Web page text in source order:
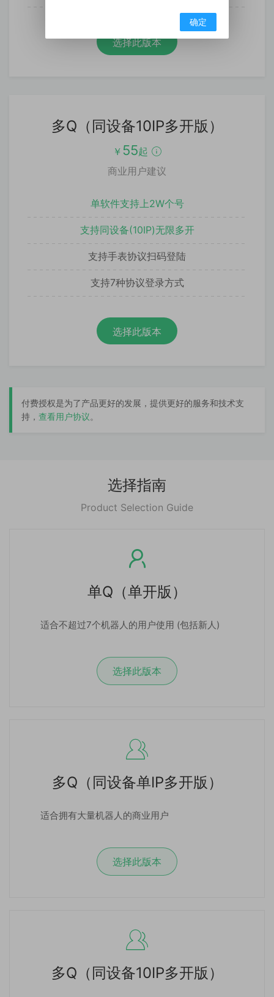
选择此版本
多Q（同设备10IP多开版）
￥ 55起
商业用户建议
单软件支持上2W个号
支持同设备(10IP)无限多开
支持手表协议扫码登陆
支持7种协议登录方式
选择此版本
付费授权是为了产品更好的发展，提供更好的服务和技术支
持， 查看用户协议。
选择指南
Product Selection Guide
单Q（单开版）
适合不超过7个机器人的用户使用 (包括新人)
选择此版本
多Q（同设备单IP多开版）
适合拥有大量机器人的商业用户
选择此版本
多Q（同设备10IP多开版）
确定